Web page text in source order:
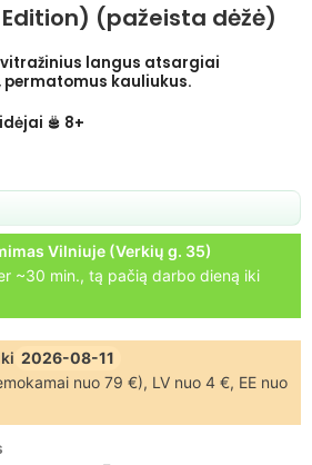
(pažeista dėžė)
vitražinius langus atsargiai
permatomus kauliukus.
8+
Vilniuje (Verkių g. 35)
~30 min., tą pačią darbo dieną iki
2026-08-11
nuo 79 €), LV nuo 4 €, EE nuo